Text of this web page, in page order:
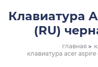
Клавиатура
(RU)
главная
клавиатура acer